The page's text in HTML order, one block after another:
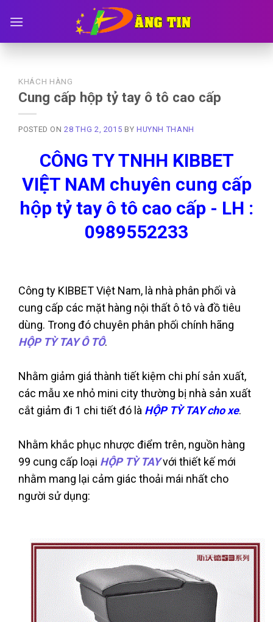
KHÁCH HÀNG
Cung cấp hộp tỷ tay ô tô cao cấp
POSTED ON28 THG 2, 2015BY HUYNH THANH
CÔNG TY TNHH KIBBET
VIỆT NAM chuyên cung cấp
hộp tỷ tay ô tô cao cấp - LH :
0989552233
Công ty KIBBET Việt Nam, là nhà phân phối và
cung cấp các mặt hàng nội thất ô tô và đồ tiêu
dùng. Trong đó chuyên phân phối chính hãng
HỘP TỲ TAY Ô TÔ.
Nhằm giảm giá thành tiết kiệm chi phí sản xuất,
các mẫu xe nhỏ mini city thường bị nhà sản xuất
cắt giảm đi 1 chi tiết đó là HỘP TỲ TAY cho xe.
Nhằm khắc phục nhược điểm trên, nguồn hàng
99 cung cấp loại HỘP TỲ TAYvới thiết kế mới
nhằm mang lại cảm giác thoải mái nhất cho
người sử dụng: